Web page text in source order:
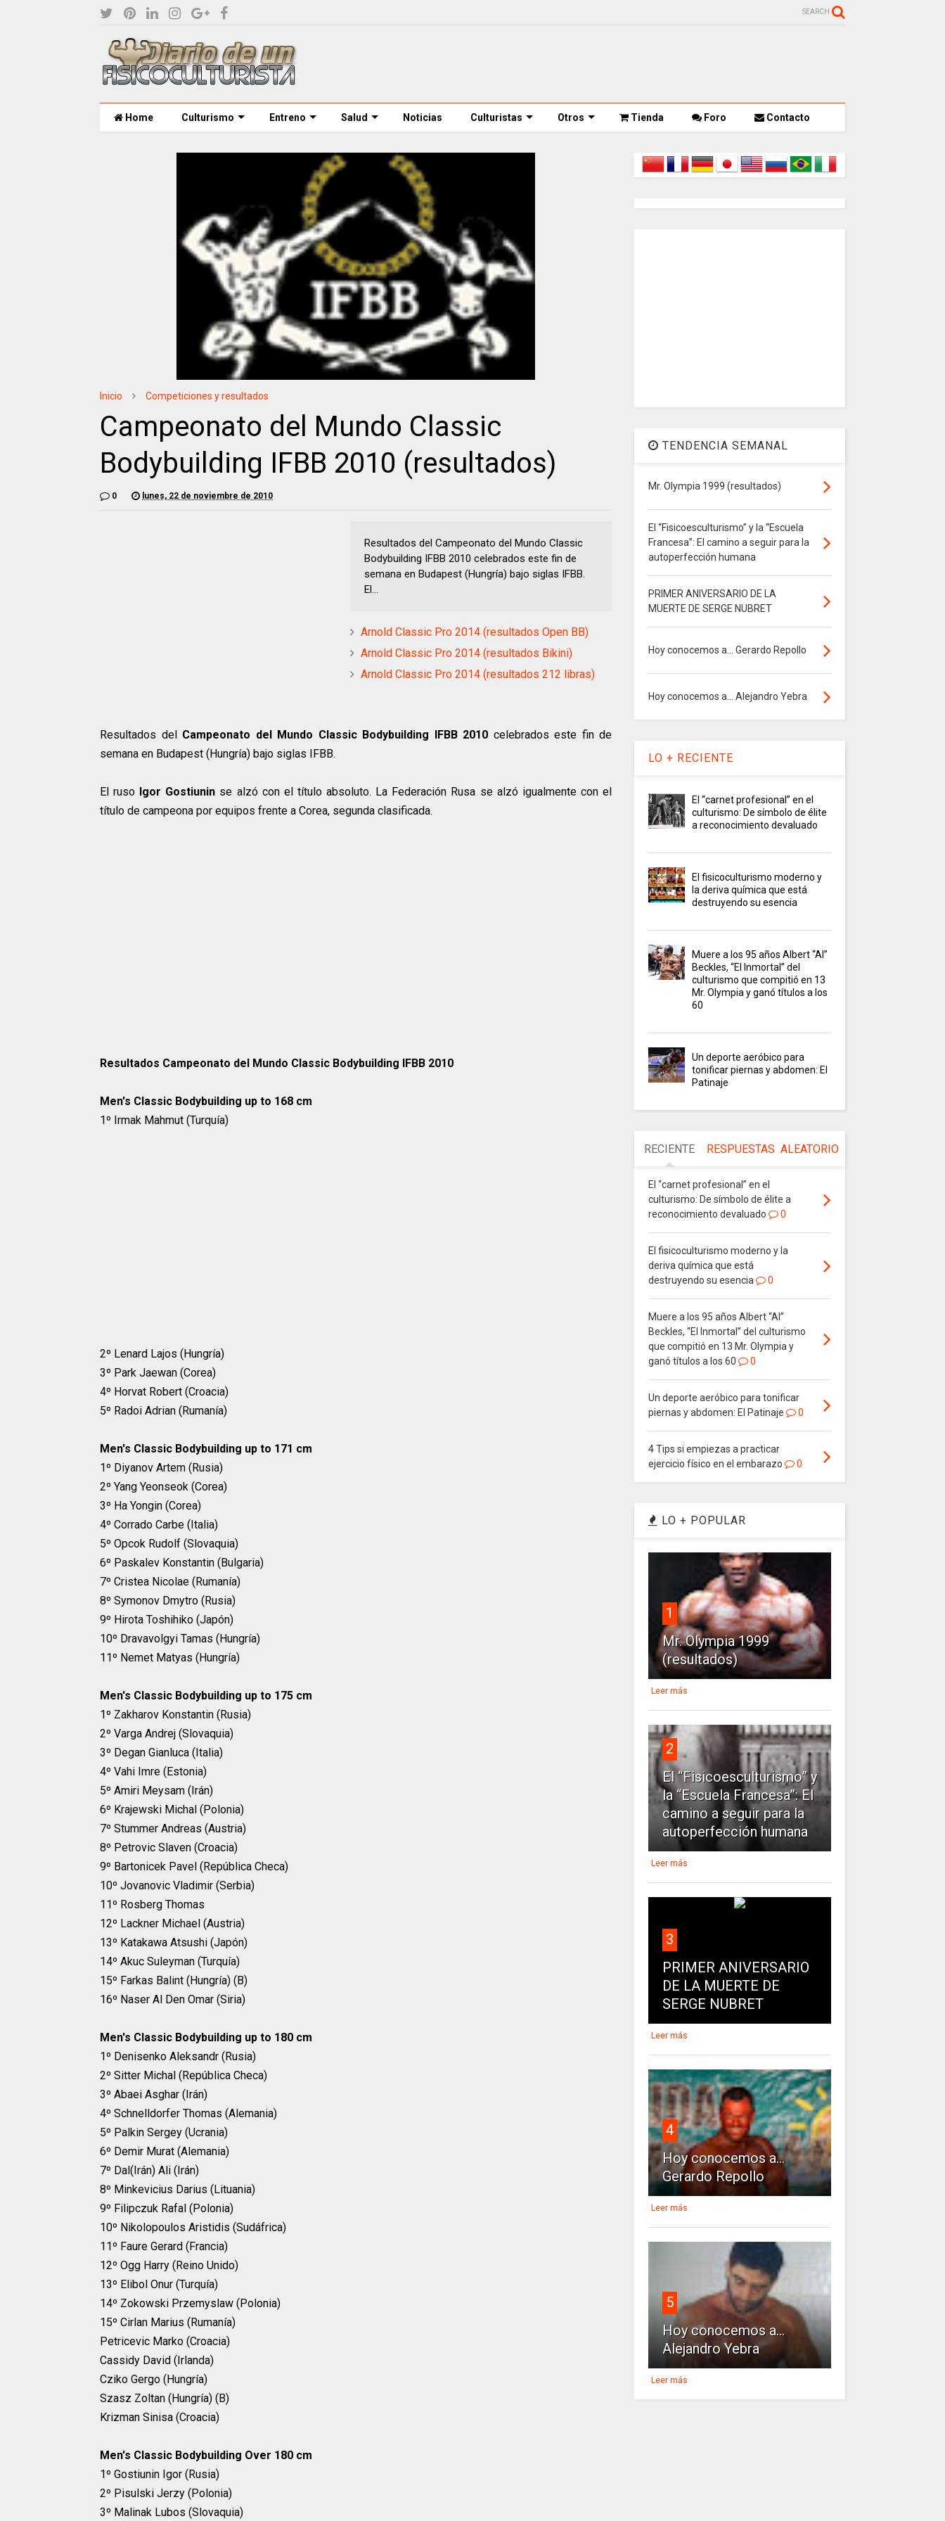
SEARCH
Home Culturismo Entreno Salud Noticias Culturistas Otros Tienda Foro Contacto
Inicio Competiciones y resultados
Campeonato del Mundo Classic
Bodybuilding IFBB 2010 (resultados)
0 lunes, 22 de noviembre de 2010
Resultados del Campeonato del Mundo Classic
Bodybuilding IFBB 2010 celebrados este fin de
semana en Budapest (Hungría) bajo siglas IFBB.
El...
Arnold Classic Pro 2014 (resultados Open BB)
Arnold Classic Pro 2014 (resultados Bikini)
Arnold Classic Pro 2014 (resultados 212 libras)
Resultados del Campeonato del Mundo Classic Bodybuilding IFBB 2010 celebrados este fin de
semana en Budapest (Hungría) bajo siglas IFBB.
El ruso Igor Gostiunin se alzó con el título absoluto. La Federación Rusa se alzó igualmente con el
título de campeona por equipos frente a Corea, segunda clasificada.
Resultados Campeonato del Mundo Classic Bodybuilding IFBB 2010
Men's Classic Bodybuilding up to 168 cm
1º Irmak Mahmut (Turquía)
2º Lenard Lajos (Hungría)
3º Park Jaewan (Corea)
4º Horvat Robert (Croacia)
5º Radoi Adrian (Rumanía)
Men's Classic Bodybuilding up to 171 cm
1º Diyanov Artem (Rusia)
2º Yang Yeonseok (Corea)
3º Ha Yongin (Corea)
4º Corrado Carbe (Italia)
5º Opcok Rudolf (Slovaquia)
6º Paskalev Konstantin (Bulgaria)
7º Cristea Nicolae (Rumanía)
8º Symonov Dmytro (Rusia)
9º Hirota Toshihiko (Japón)
10º Dravavolgyi Tamas (Hungría)
11º Nemet Matyas (Hungría)
Men's Classic Bodybuilding up to 175 cm
1º Zakharov Konstantin (Rusia)
2º Varga Andrej (Slovaquia)
3º Degan Gianluca (Italia)
4º Vahi Imre (Estonia)
5º Amiri Meysam (Irán)
6º Krajewski Michal (Polonia)
7º Stummer Andreas (Austria)
8º Petrovic Slaven (Croacia)
9º Bartonicek Pavel (República Checa)
10º Jovanovic Vladimir (Serbia)
11º Rosberg Thomas
12º Lackner Michael (Austria)
13º Katakawa Atsushi (Japón)
14º Akuc Suleyman (Turquía)
15º Farkas Balint (Hungría) (B)
16º Naser Al Den Omar (Siria)
Men's Classic Bodybuilding up to 180 cm
1º Denisenko Aleksandr (Rusia)
2º Sitter Michal (República Checa)
3º Abaei Asghar (Irán)
4º Schnelldorfer Thomas (Alemania)
5º Palkin Sergey (Ucrania)
6º Demir Murat (Alemania)
7º Dal(Irán) Ali (Irán)
8º Minkevicius Darius (Lituania)
9º Filipczuk Rafal (Polonia)
10º Nikolopoulos Aristidis (Sudáfrica)
11º Faure Gerard (Francia)
12º Ogg Harry (Reino Unido)
13º Elibol Onur (Turquía)
14º Zokowski Przemyslaw (Polonia)
15º Cirlan Marius (Rumanía)
Petricevic Marko (Croacia)
Cassidy David (Irlanda)
Cziko Gergo (Hungría)
Szasz Zoltan (Hungría) (B)
Krizman Sinisa (Croacia)
Men's Classic Bodybuilding Over 180 cm
1º Gostiunin Igor (Rusia)
2º Pisulski Jerzy (Polonia)
3º Malinak Lubos (Slovaquia)
TENDENCIA SEMANAL
Mr. Olympia 1999 (resultados)
El “Fisicoesculturismo” y la “Escuela
Francesa”: El camino a seguir para la
autoperfección humana
PRIMER ANIVERSARIO DE LA
MUERTE DE SERGE NUBRET
Hoy conocemos a... Gerardo Repollo
Hoy conocemos a... Alejandro Yebra
LO + RECIENTE
El “carnet profesional” en el
culturismo: De símbolo de élite
a reconocimiento devaluado
El fisicoculturismo moderno y
la deriva química que está
destruyendo su esencia
Muere a los 95 años Albert “Al”
Beckles, “El Inmortal” del
culturismo que compitió en 13
Mr. Olympia y ganó títulos a los
60
Un deporte aeróbico para
tonificar piernas y abdomen: El
Patinaje
RECIENTE RESPUESTAS ALEATORIO
El “carnet profesional” en el
culturismo: De símbolo de élite a
reconocimiento devaluado
0
El fisicoculturismo moderno y la
deriva química que está
destruyendo su esencia
0
Muere a los 95 años Albert “Al”
Beckles, “El Inmortal” del culturismo
que compitió en 13 Mr. Olympia y
ganó títulos a los 60
0
Un deporte aeróbico para tonificar
piernas y abdomen: El Patinaje
0
4 Tips si empiezas a practicar
ejercicio físico en el embarazo
0
LO + POPULAR
1
Mr. Olympia 1999
(resultados)
Leer más
2
El “Fisicoesculturismo” y
la “Escuela Francesa”: El
camino a seguir para la
autoperfección humana
Leer más
3
PRIMER ANIVERSARIO
DE LA MUERTE DE
SERGE NUBRET
Leer más
4
Hoy conocemos a...
Gerardo Repollo
Leer más
5
Hoy conocemos a...
Alejandro Yebra
Leer más